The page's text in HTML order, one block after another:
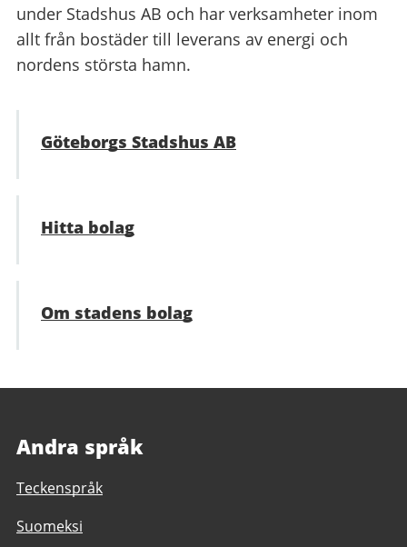
under Stadshus AB och har verksamheter inom
allt från bostäder till leverans av energi och
nordens största hamn.
Göteborgs Stadshus AB
Hitta bolag
Om stadens bolag
Andra språk
Teckenspråk
Suomeksi